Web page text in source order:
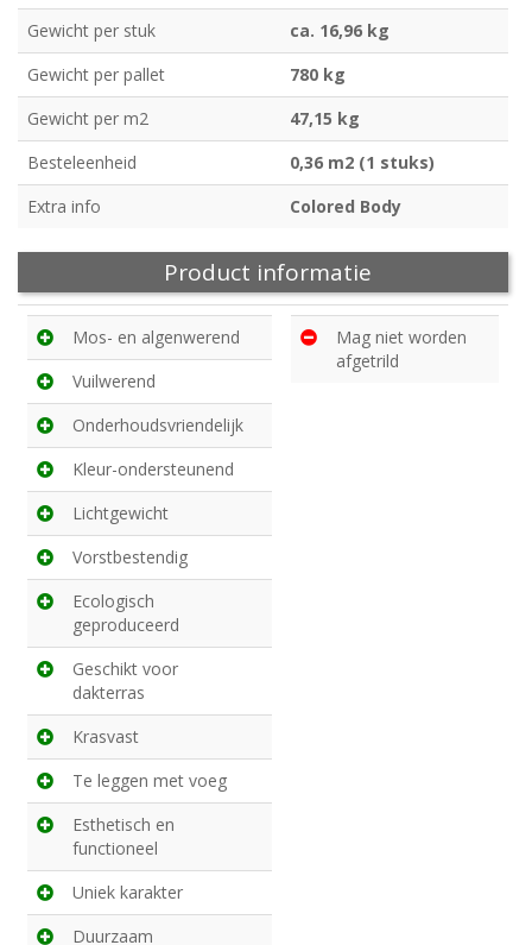
Gewicht per stuk
ca. 16,96 kg
Gewicht per pallet
780 kg
Gewicht per m2
47,15 kg
Besteleenheid
0,36 m2 (1 stuks)
Extra info
Colored Body
Product informatie
Mos- en algenwerend
Vuilwerend
Onderhoudsvriendelijk
Kleur-ondersteunend
Lichtgewicht
Vorstbestendig
Ecologisch
geproduceerd
Geschikt voor
dakterras
Krasvast
Te leggen met voeg
Esthetisch en
functioneel
Uniek karakter
Duurzaam
Mag niet worden
afgetrild